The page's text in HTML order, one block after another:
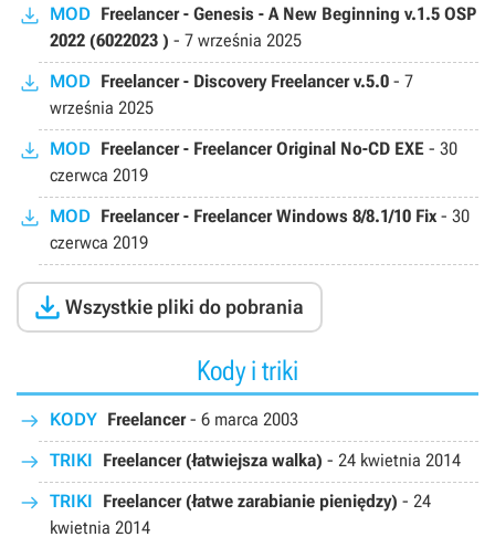
MOD Freelancer - Genesis - A New Beginning v.1.5 OSP
2022 (6022023 ) - 7 września 2025
MOD Freelancer - Discovery Freelancer v.5.0 - 7
września 2025
MOD Freelancer - Freelancer Original No-CD EXE - 30
czerwca 2019
MOD Freelancer - Freelancer Windows 8/8.1/10 Fix - 30
czerwca 2019
 Wszystkie pliki do pobrania
Kody i triki
KODY Freelancer- 6 marca 2003
TRIKI Freelancer (łatwiejsza walka) - 24 kwietnia 2014
TRIKI Freelancer (łatwe zarabianie pieniędzy) - 24
kwietnia 2014